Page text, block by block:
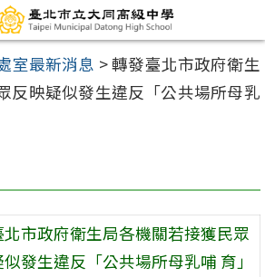
室最新消息 >轉發臺北市政府衛生
反映疑似發生違反「公共場所母乳
市政府衛生局各機關若接獲民眾
發生違反「公共場所母乳哺 育」